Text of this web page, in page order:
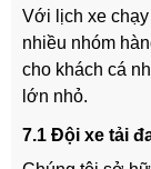
Với lịch xe
nhiều nhóm
cho khách cá
lớn nhỏ.
7.1 Đội xe tải